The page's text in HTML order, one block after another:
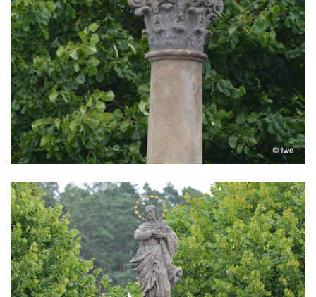
Sloup Panny Marie v Libochovicích
Sloup Panny Marie v Litoměřicích
Sloupová boží muka s reliéfy v Jáchymově
Sloup Nejsvětější Trojice v Jáchymově
Sloup Nejsvětější Trojice ve Valči
Sloup Panny Marie ve Valči
Sloup svatého Jana Nepomuckého v Horní
Blatné
Sloup Panny Marie Polické v Horní Polici
Sloup Panny Marie v Horní Polici
Sloup se sochou svatého Šebestiána v
Žandově
Sloup Panny Marie u Černýše
Sloup Panny Marie v Okounově